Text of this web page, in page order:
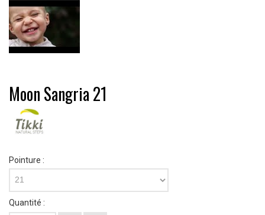
Moon Sangria 21
Pointure :
21
Quantité :